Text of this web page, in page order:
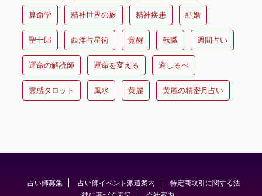
算命学 精神世界の旅 精神疾患 結婚
聖十郎 西洋占星術 覚醒 転職 週間占い
運命の解読師 運命を変える 道しるべ
霊感タロット 風水 黄麗 黄麗の精密月占い
占い師募集 占い師イベント派遣案内
特定商取引に関する法